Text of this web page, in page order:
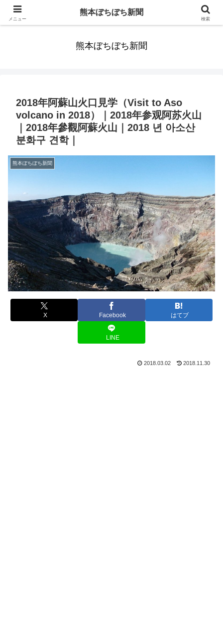
みんなまだ気づかずすごしていたんだわ。ずっといっしょに歩いてゆけるっ
熊本ぼちぼち新聞
2018年阿蘇山火口見学（Visit to Aso
volcano in 2018）｜2018年参观阿苏火山
｜2018年參觀阿蘇火山｜2018 년 아소산
분화구 견학｜
熊本ぼちぼち新聞
X Facebook はてブ
LINE
2018.03.02 2018.11.30
メニュー
熊本ぼちぼち新聞
検索